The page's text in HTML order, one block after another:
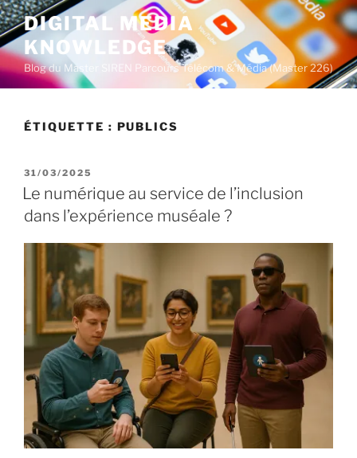
A
l
l
e
r
DIGITAL MEDIA
KNOWLEDGE
Blog du Master SIREN Parcours Télécom & Média (Master 226)
ÉTIQUETTE : PUBLICS
P
U
B
L
É
31/03/2025
Le numérique au service de l’inclusion
dans l’expérience muséale ?